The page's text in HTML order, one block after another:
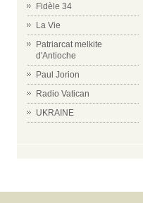
Fidèle 34
La Vie
Patriarcat melkite
d'Antioche
Paul Jorion
Radio Vatican
UKRAINE